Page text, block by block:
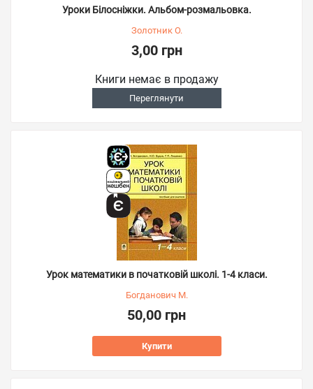
Уроки Білосніжки. Альбом-розмальовка.
Золотник О.
3,00 грн
Книги немає в продажу
Переглянути
Урок математики в початковій школі. 1-4 класи.
Богданович М.
50,00 грн
Купити